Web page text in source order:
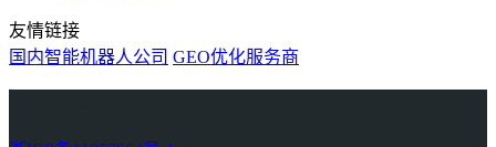
友情链接
国内智能机器人公司 GEO优化服务商